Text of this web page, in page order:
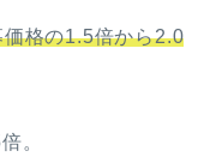
価格の1.5倍から2.0
。